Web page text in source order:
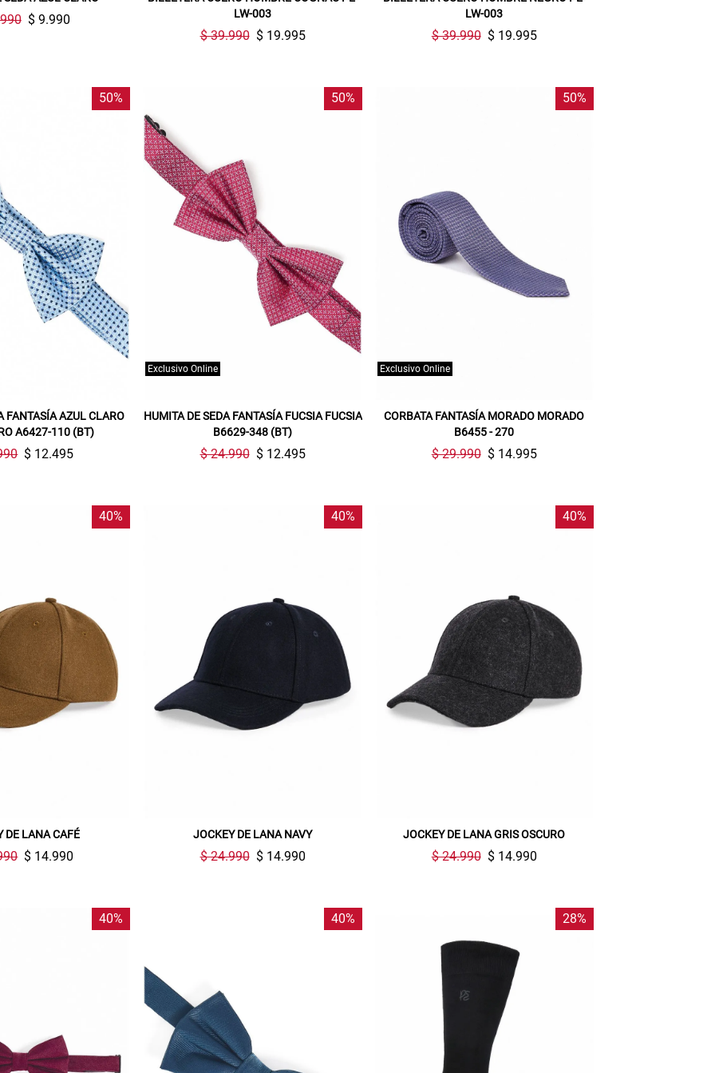
$ 9.990
LW-003
$ 39.990 $ 19.995
LW-003
$ 39.990 $ 19.995
50%
FANTASÍA AZUL CLARO
A6427-110 (BT)
$ 12.495
50%
Exclusivo Online
HUMITA DE SEDA FANTASÍA FUCSIA FUCSIA
B6629-348 (BT)
$ 24.990 $ 12.495
50%
Exclusivo Online
CORBATA FANTASÍA MORADO MORADO
B6455 - 270
$ 29.990 $ 14.995
40%
DE LANA CAFÉ
$ 14.990
40%
JOCKEY DE LANA NAVY
$ 24.990 $ 14.990
40%
JOCKEY DE LANA GRIS OSCURO
$ 24.990 $ 14.990
40% 40% 28%
compra. Valido por 72 hrs.